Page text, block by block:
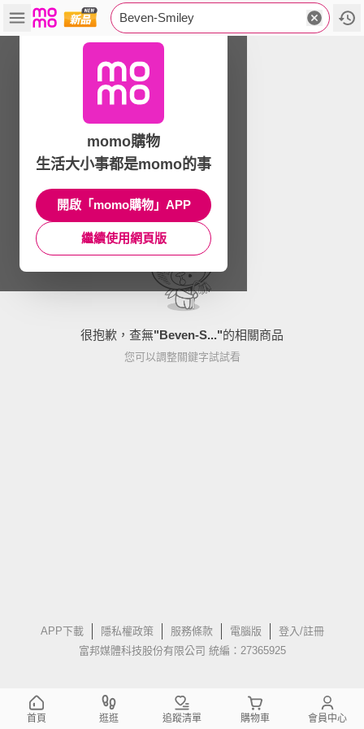
Beven-Smiley
很抱歉，查無"Beven-S..."的相關商品
您可以調整關鍵字試試看
APP下載 隱私權政策 服務條款 電腦版
登入/註冊
富邦媒體科技股份有限公司 統編：27365925
momo購物
生活大小事都是momo的事
開啟「momo購物」APP
繼續使用網頁版
首頁 逛逛 追蹤清單 購物車 會員中心